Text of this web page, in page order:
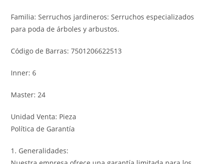
Familia: Serruchos jardineros: Serruchos especializados
para poda de árboles y arbustos.
Código de Barras: 7501206622513
Inner: 6
Master: 24
Unidad Venta: Pieza
Política de Garantía
1. Generalidades: